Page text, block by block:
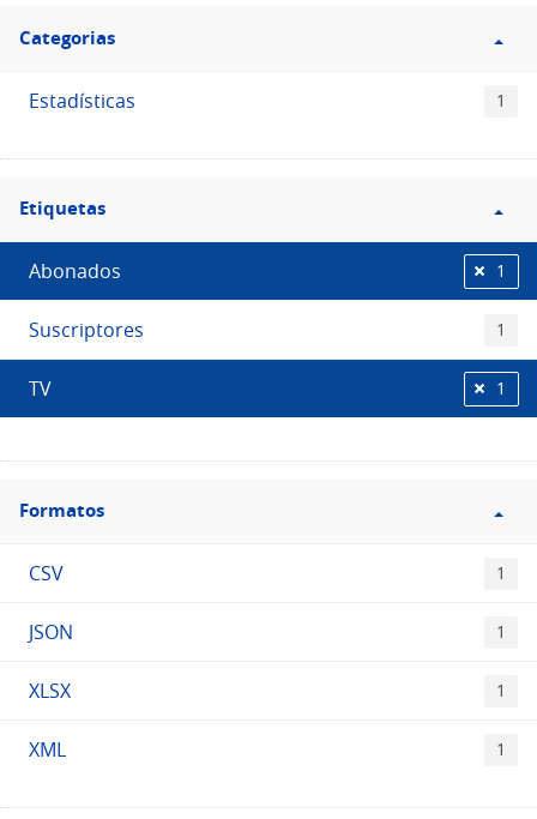
Filtro
Categorias
Categorias
Estadísticas 1
Filtro
Etiquetas
Etiquetas
Abonados 1
Suscriptores 1
TV 1
Filtro
Formatos
Formatos
CSV 1
JSON 1
XLSX 1
XML 1